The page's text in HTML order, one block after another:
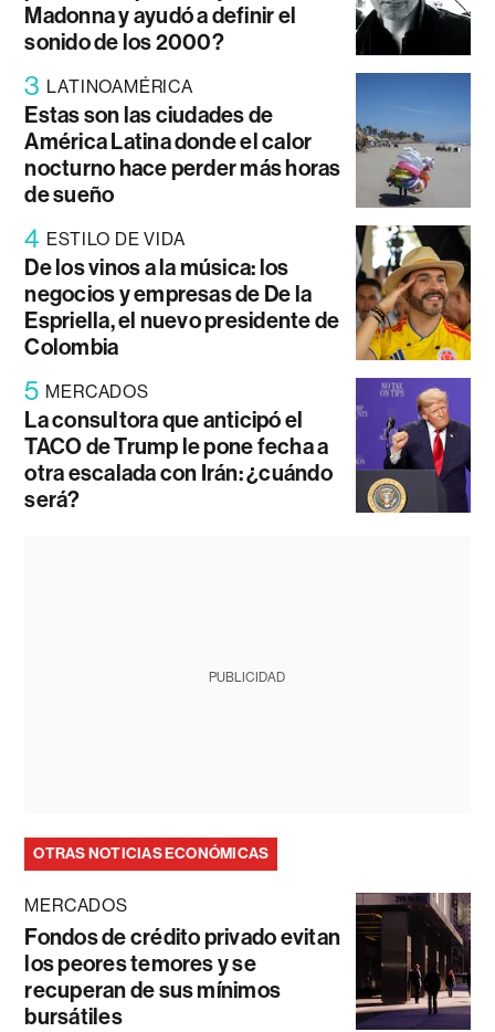
Madonna y ayudó a definir el
sonido de los 2000?
3 LATINOAMÉRICA
Estas son las ciudades de
América Latina donde el calor
nocturno hace perder más horas
de sueño
4 ESTILO DE VIDA
De los vinos a la música: los
negocios y empresas de De la
Espriella, el nuevo presidente de
Colombia
5 MERCADOS
La consultora que anticipó el
TACO de Trump le pone fecha a
otra escalada con Irán: ¿cuándo
será?
PUBLICIDAD
OTRAS NOTICIAS ECONÓMICAS
MERCADOS
Fondos de crédito privado evitan
los peores temores y se
recuperan de sus mínimos
bursátiles